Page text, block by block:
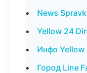
News
Yellow 24
Инфо Yellow
Город Line